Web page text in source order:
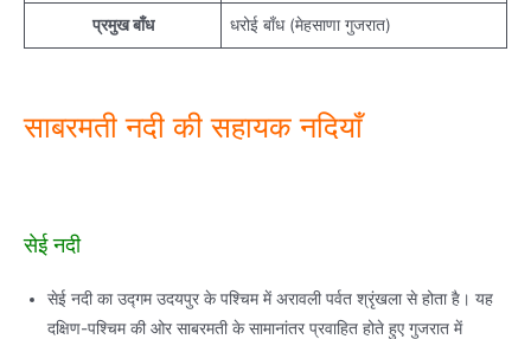
प्रमुख बाँध धरोई बाँध (मेहसाणा गुजरात)
साबरमती नदी की सहायक नदियाँ
सेई नदी
सेई नदी का उद्गम उदयपुर के पश्चिम में अरावली पर्वत श्रृंखला से होता है। यह
दक्षिण-पश्चिम की ओर साबरमती के सामानांतर प्रवाहित होते हुए गुजरात में